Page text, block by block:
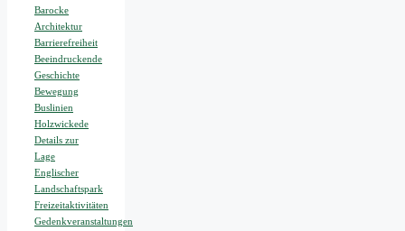
Barocke
Architektur
Barrierefreiheit
Beeindruckende
Geschichte
Bewegung
Buslinien
Holzwickede
Details zur
Lage
Englischer
Landschaftspark
Freizeitaktivitäten
Gedenkveranstaltungen